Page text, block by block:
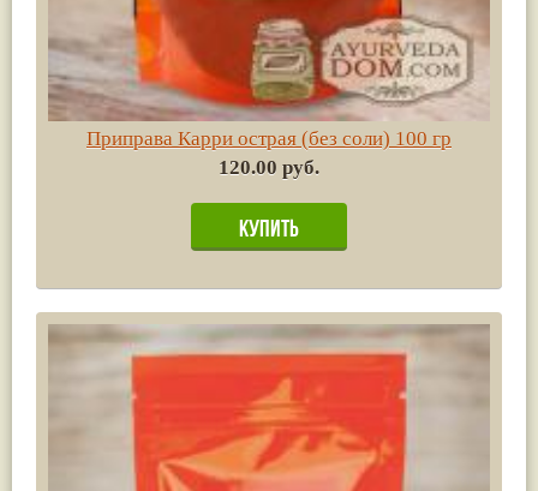
Приправа Карри острая (без соли) 100 гр
120.00 руб.